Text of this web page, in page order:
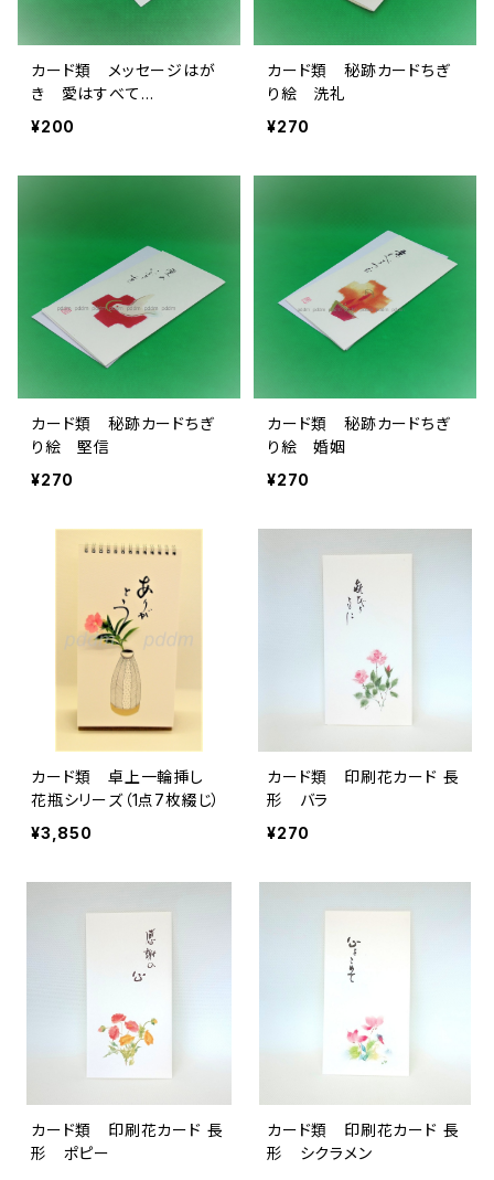
カード類 メッセージはが
き 愛はすべて…
¥200
カード類 秘跡カードちぎ
り絵 洗礼
¥270
カード類 秘跡カードちぎ
り絵 堅信
¥270
カード類 秘跡カードちぎ
り絵 婚姻
¥270
カード類 卓上一輪挿し
花瓶シリーズ（1点7枚綴じ）
¥3,850
カード類 印刷花カード 長
形 バラ
¥270
カード類 印刷花カード 長
形 ポピー
カード類 印刷花カード 長
形 シクラメン